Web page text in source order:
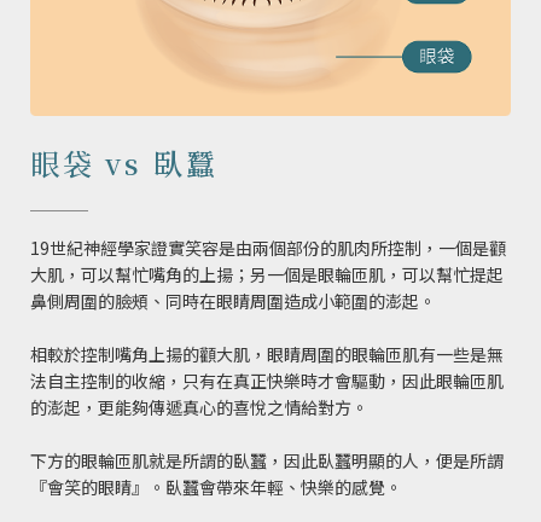
眼袋 vs 臥蠶
19世紀神經學家證實笑容是由兩個部份的肌肉所控制，一個是顴
大肌，可以幫忙嘴角的上揚；另一個是眼輪匝肌，可以幫忙提起
鼻側周圍的臉頰、同時在眼睛周圍造成小範圍的澎起。
相較於控制嘴角上揚的顴大肌，眼睛周圍的眼輪匝肌有一些是無
法自主控制的收縮，只有在真正快樂時才會驅動，因此眼輪匝肌
的澎起，更能夠傳遞真心的喜悅之情給對方。
下方的眼輪匝肌就是所謂的臥蠶，因此臥蠶明顯的人，便是所謂
『會笑的眼睛』。臥蠶會帶來年輕、快樂的感覺。